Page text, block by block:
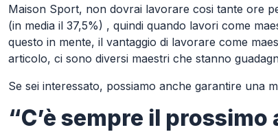
Maison Sport, non dovrai lavorare cosi tante ore
(in media il 37,5%) , quindi quando lavori come
questo in mente, il vantaggio di lavorare come
articolo, ci sono diversi maestri che stanno
Se sei interessato, possiamo anche garantire una
“C’è sempre il prossimo